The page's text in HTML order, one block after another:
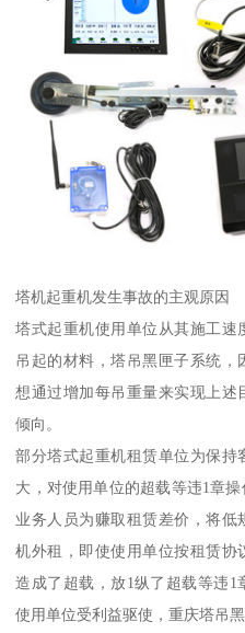
塔机起重机发生事故的主观原因
塔式起重机使用单位从其施工
吊起的材料，塔吊黑匣子系统
想通过增加每吊重量来实现上
倾向。
部分塔式起重机租赁单位为保
大，对使用单位的超载等违1章
业务人员为赚取租赁差价，将
机外租，即使使用单位按租赁协
造成了超载，放1纵了超载等违
使用单位受利益驱使，重庆塔吊